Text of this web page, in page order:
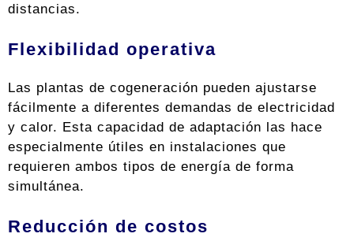
distancias.
Flexibilidad operativa
Las plantas de cogeneración pueden ajustarse
fácilmente a diferentes demandas de electricidad
y calor. Esta capacidad de adaptación las hace
especialmente útiles en instalaciones que
requieren ambos tipos de energía de forma
simultánea.
Reducción de costos